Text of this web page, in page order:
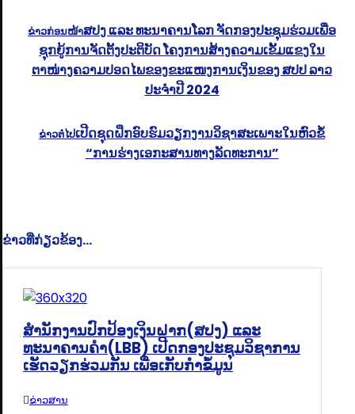
ຂ່າວກ່ອນໜ້າສປງ ແລະ ທະນາຄານໂລກ ຈັດກອງປະຊຸມຮ່ວມເພື່ອ
ຊຸກຍູ້ການຈັດຕັ້ງປະຕິບັດ ໂຄງການສ້າງຄວາມເຂັ້ມແຂງໃນ
ຕາໜ່າງຄວາມປອດໄພຂອງຂະແໜງການເງິນຂອງ ສປປ ລາວ
ປະຈຳປີ 2024
ຂ່າວຕໍ່ໄປເປີດຊຸດຝຶກອົບຮົມວຽກງານວິຊາສະເພາະໃນຫົວຂໍ້
“ການຮ່າງເອກະສານທາງລັດທະການ”
ຂ່າວທີ່ກ່ຽວຂ້ອງ...
ສຳນັກງານປົກປ້ອງເງິນຝາກ(ສປງ) ແລະ
ທະນາຄານຄຳ(LBB) ເປີດກອງປະຊຸມວິຊາການ
ເຮັດວຽກຮ່ວມກັນ ເພື່ອເກັບກຳຂໍ້ມູນ
ຂ່າວສານ